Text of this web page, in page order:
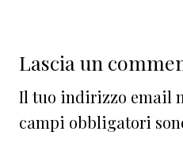
Lascia un
Il tuo indirizzo email
campi obbligatori